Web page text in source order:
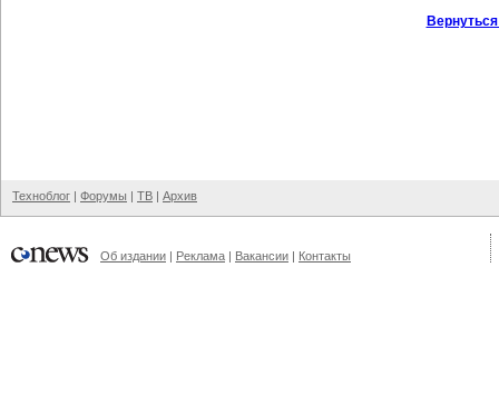
Техноблог | Форумы | ТВ | Архив
Об издании | Реклама | Вакансии | Контакты